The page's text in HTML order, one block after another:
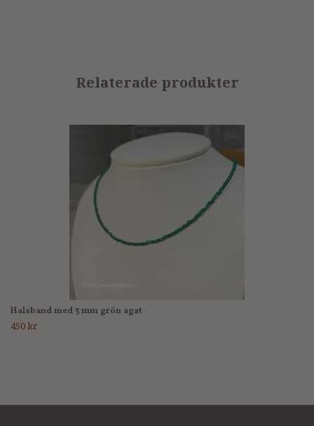
Halsband med 3 mm grön agat
450 kr